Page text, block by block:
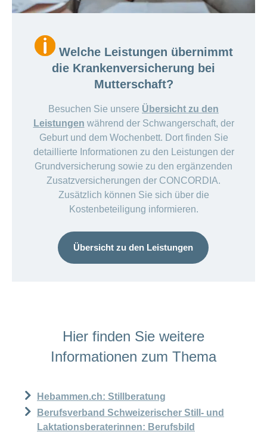
Welche Leistungen übernimmt
die Krankenversicherung bei
Mutterschaft?
Besuchen Sie unsere Übersicht zu den
Leistungen während der Schwangerschaft, der
Geburt und dem Wochenbett. Dort finden Sie
detaillierte Informationen zu den Leistungen der
Grundversicherung sowie zu den ergänzenden
Zusatzversicherungen der CONCORDIA.
Zusätzlich können Sie sich über die
Kostenbeteiligung informieren.
Übersicht zu den Leistungen
Hier finden Sie weitere
Informationen zum Thema
Hebammen.ch: Stillberatung
Berufsverband Schweizerischer Still- und
Laktationsberaterinnen: Berufsbild